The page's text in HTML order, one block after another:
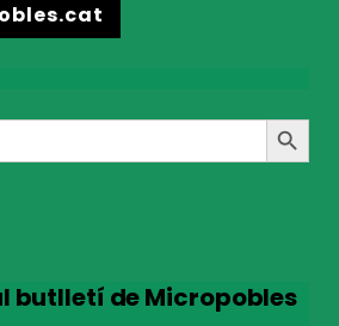
Search
Button
butlletí de Micropobles